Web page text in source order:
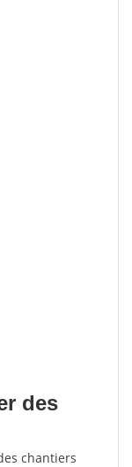
des
chantiers